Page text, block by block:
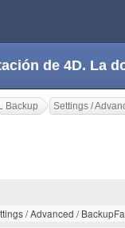
de 4D. La
Backup Settings /
/ Advanced /